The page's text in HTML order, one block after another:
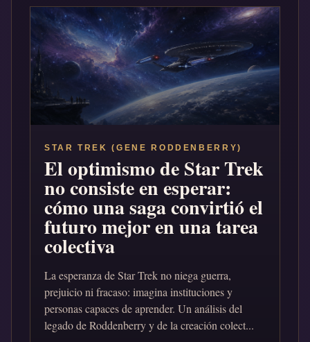
STAR TREK (GENE RODDENBERRY)
El optimismo de Star Trek
no consiste en esperar:
cómo una saga convirtió el
futuro mejor en una tarea
colectiva
La esperanza de Star Trek no niega guerra,
prejuicio ni fracaso: imagina instituciones y
personas capaces de aprender. Un análisis del
legado de Roddenberry y de la creación colect...